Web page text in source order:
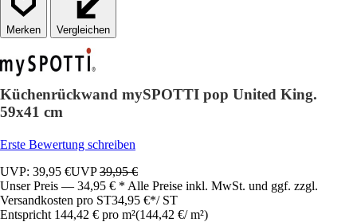
Vergleichen
Küchenrückwand mySPOTTI pop United King.
59x41 cm
Erste Bewertung schreiben
UVP: 39,95 €UVP39,95 €
Unser Preis — 34,95 € * Alle Preise inkl. MwSt. und ggf. zzgl.
Versandkosten pro ST34,95 €*/ ST
Entspricht 144,42 € pro m²(144,42 €/ m²)